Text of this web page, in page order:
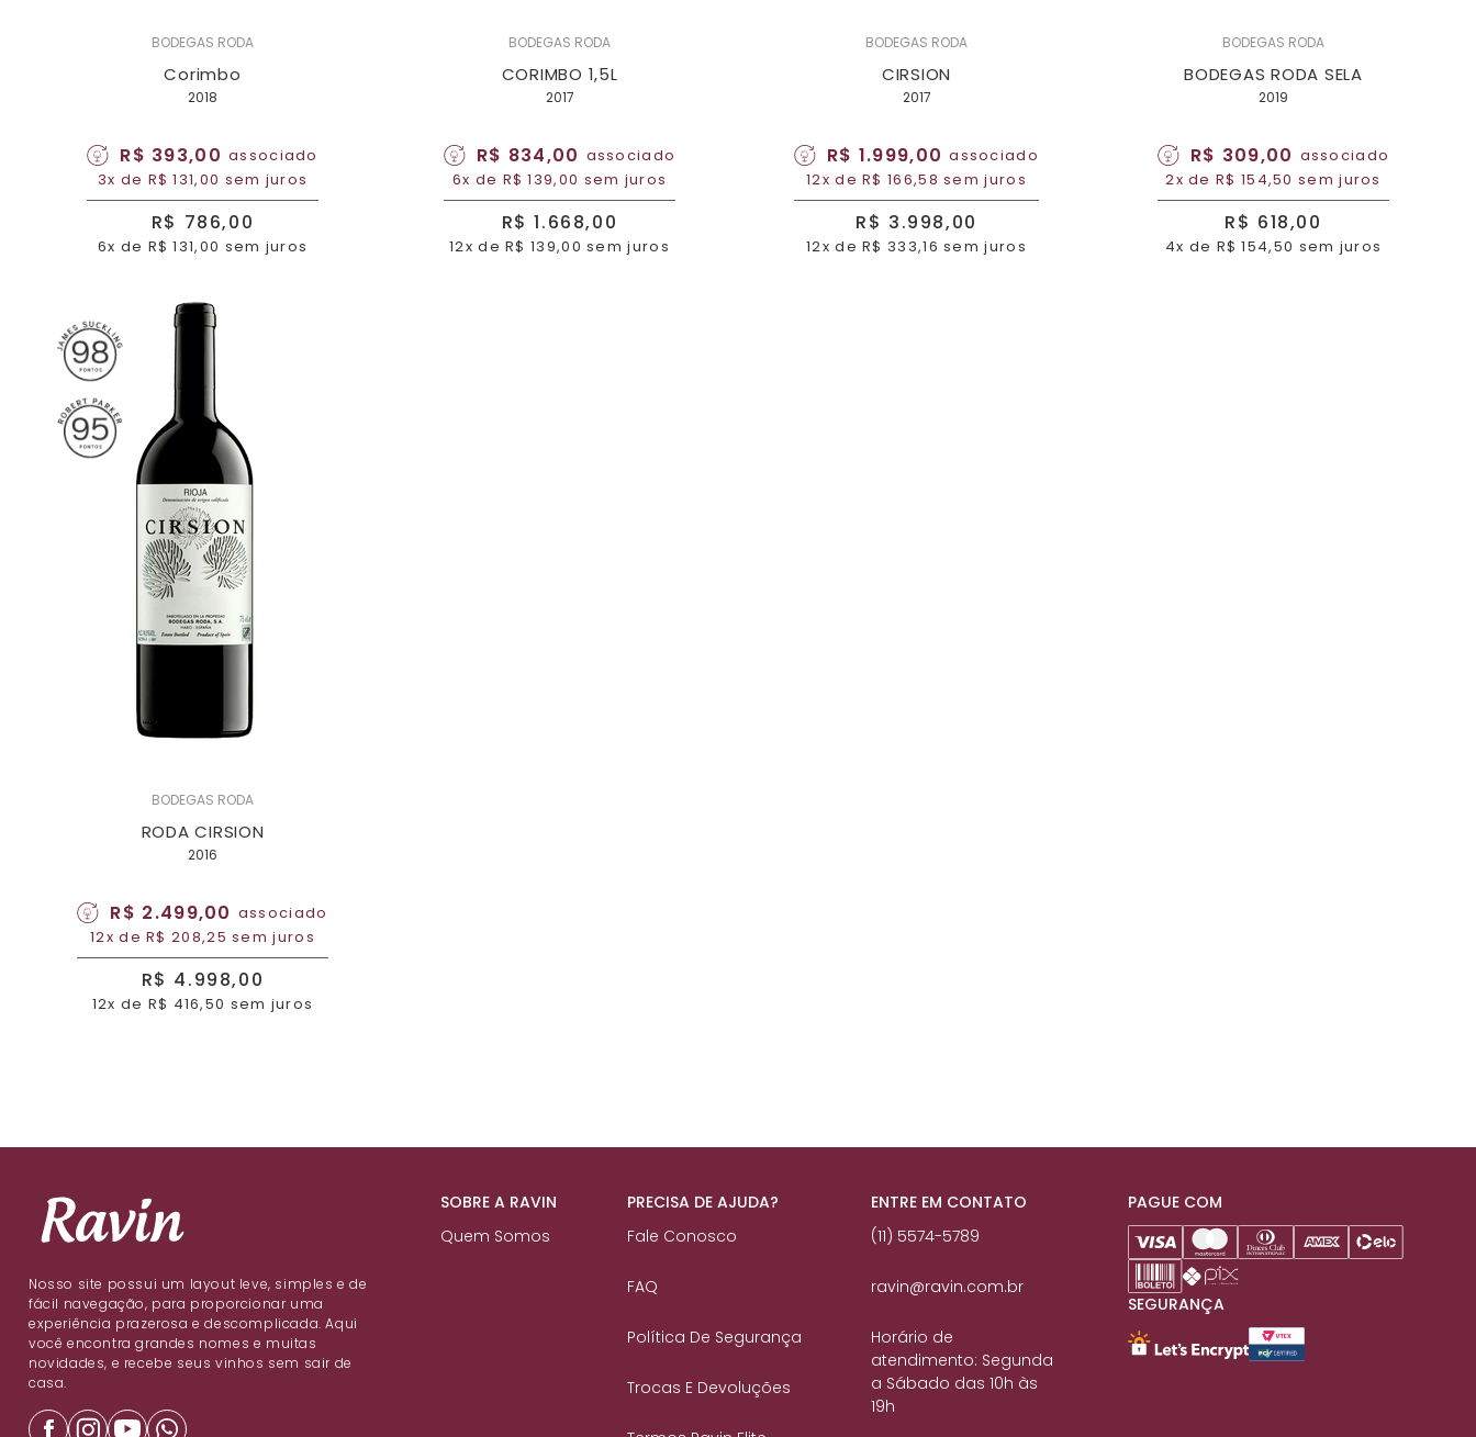
BODEGAS RODA
Corimbo
2018
R$ 393,00 associado
3x de R$ 131,00 sem juros
R$ 786,00
6x de R$ 131,00 sem juros
BODEGAS RODA
CORIMBO 1,5L
2017
R$ 834,00 associado
6x de R$ 139,00 sem juros
R$ 1.668,00
12x de R$ 139,00 sem juros
BODEGAS RODA
CIRSION
2017
R$ 1.999,00 associado
12x de R$ 166,58 sem juros
R$ 3.998,00
12x de R$ 333,16 sem juros
BODEGAS RODA
BODEGAS RODA SELA
2019
R$ 309,00 associado
2x de R$ 154,50 sem juros
R$ 618,00
4x de R$ 154,50 sem juros
BODEGAS RODA
RODA CIRSION
2016
R$ 2.499,00 associado
12x de R$ 208,25 sem juros
R$ 4.998,00
12x de R$ 416,50 sem juros
Nosso site possui um layout leve, simples e de
fácil navegação, para proporcionar uma
experiência prazerosa e descomplicada. Aqui
você encontra grandes nomes e muitas
novidades, e recebe seus vinhos sem sair de
casa.
SOBRE A RAVIN
Quem Somos
PRECISA DE AJUDA?
Fale Conosco
FAQ
Política De Segurança
Trocas E Devoluções
ENTRE EM CONTATO
(11) 5574-5789
ravin@ravin.com.br
Horário de
atendimento: Segunda
a Sábado das 10h às
19h
PAGUE COM
SEGURANÇA